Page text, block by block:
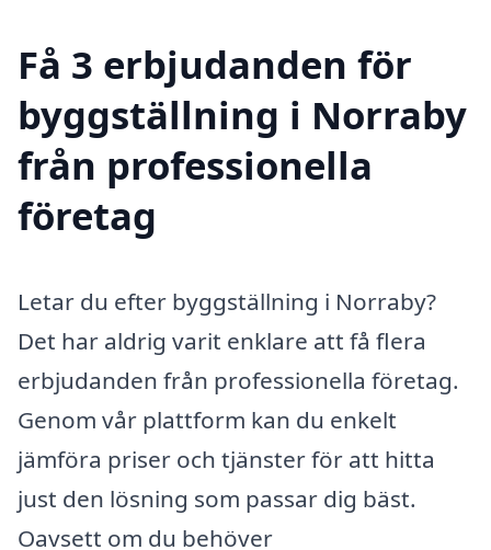
Få 3 erbjudanden för
byggställning i Norraby
från professionella
företag
Letar du efter byggställning i Norraby?
Det har aldrig varit enklare att få flera
erbjudanden från professionella företag.
Genom vår plattform kan du enkelt
jämföra priser och tjänster för att hitta
just den lösning som passar dig bäst.
Oavsett om du behöver